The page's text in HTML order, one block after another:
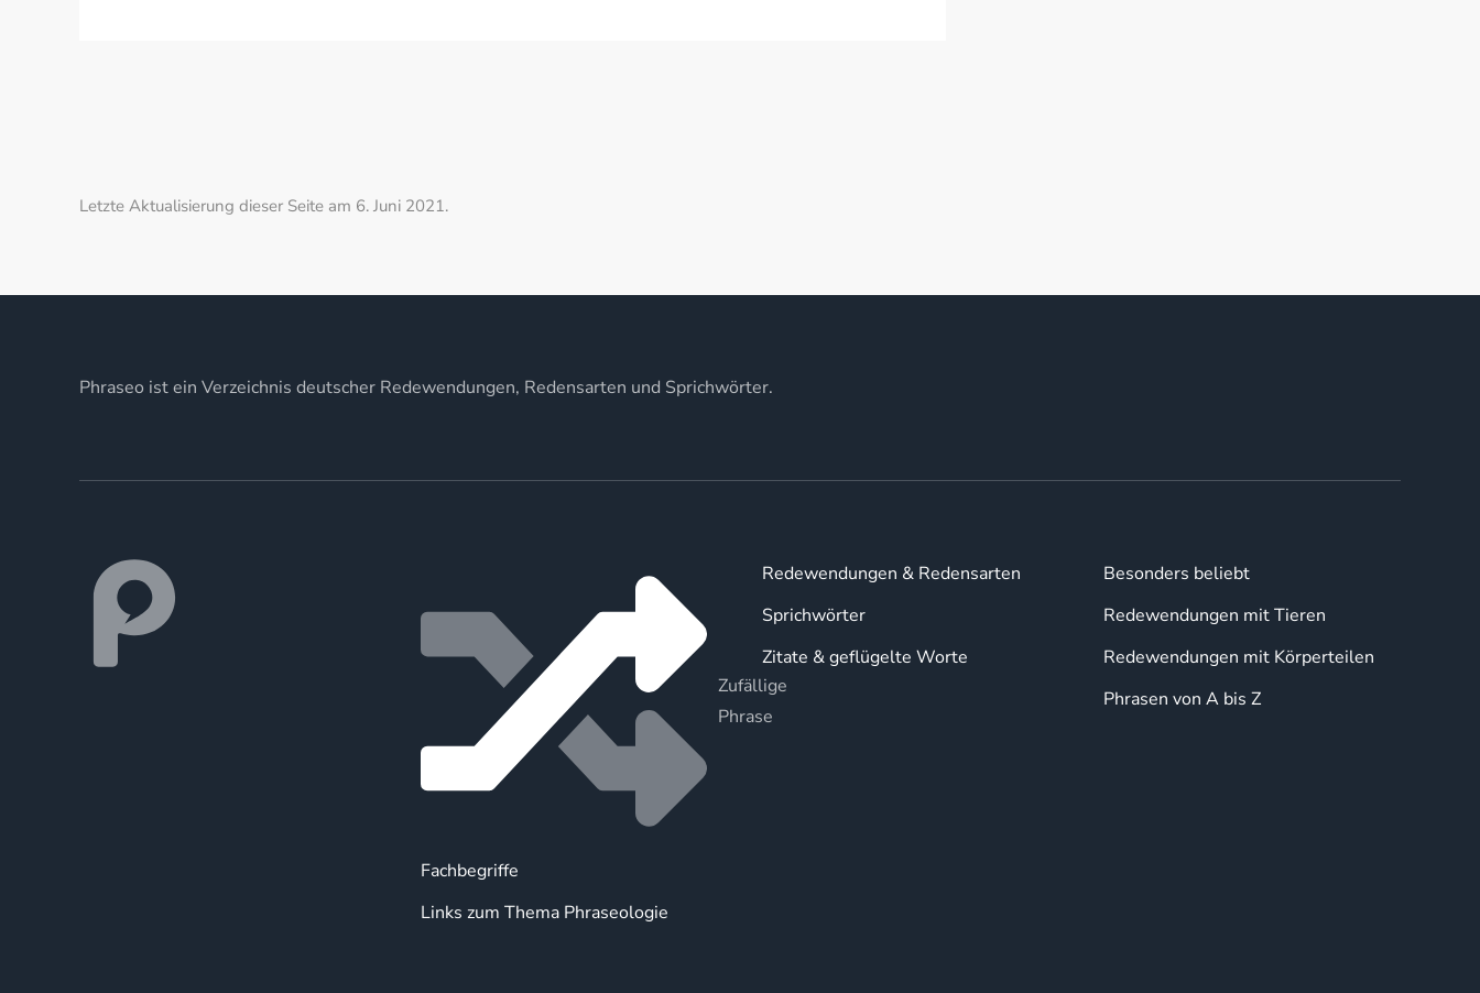
Letzte Aktualisierung dieser Seite am 6. Juni 2021.
Phraseo ist ein Verzeichnis deutscher Redewendungen, Redensarten und Sprichwörter.
Zufällige
Phrase
Fachbegriffe
Links zum Thema Phraseologie
Redewendungen & Redensarten
Sprichwörter
Zitate & geflügelte Worte
Besonders beliebt
Redewendungen mit Tieren
Redewendungen mit Körperteilen
Phrasen von A bis Z